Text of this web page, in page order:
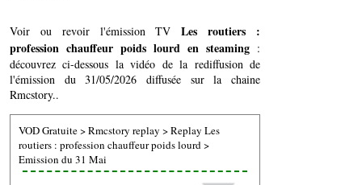
Voir ou revoir l'émission TVLes routiers :
profession chauffeur poids lourd en steaming :
découvrez ci-dessous la vidéo de la rediffusion de
l'émission du 31/05/2026 diffusée sur la chaine
Rmcstory..
VOD Gratuite>Rmcstory replay >Replay Les
routiers : profession chauffeur poids lourd>
Emission du 31 Mai